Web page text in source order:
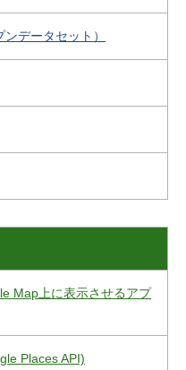
データセット）
Map上に表示させるアプ
Places API)